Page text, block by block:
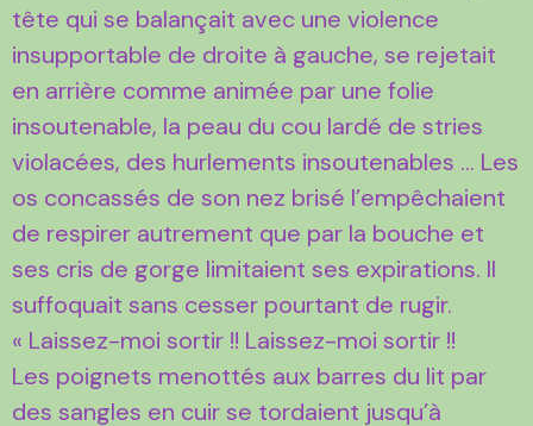
tête qui se balançait avec une violence
insupportable de droite à gauche, se rejetait
en arrière comme animée par une folie
insoutenable, la peau du cou lardé de stries
violacées, des hurlements insoutenables … Les
os concassés de son nez brisé l’empêchaient
de respirer autrement que par la bouche et
ses cris de gorge limitaient ses expirations. Il
suffoquait sans cesser pourtant de rugir.
« Laissez-moi sortir !! Laissez-moi sortir !!
Les poignets menottés aux barres du lit par
des sangles en cuir se tordaient jusqu’à